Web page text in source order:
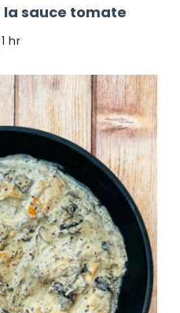
la sauce tomate
1 hr